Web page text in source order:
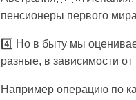
пенсионеры первого
4️⃣ Но в быту мы
разные, в зависимости от
Например операцию по